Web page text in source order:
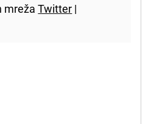
mrežaTwitter |